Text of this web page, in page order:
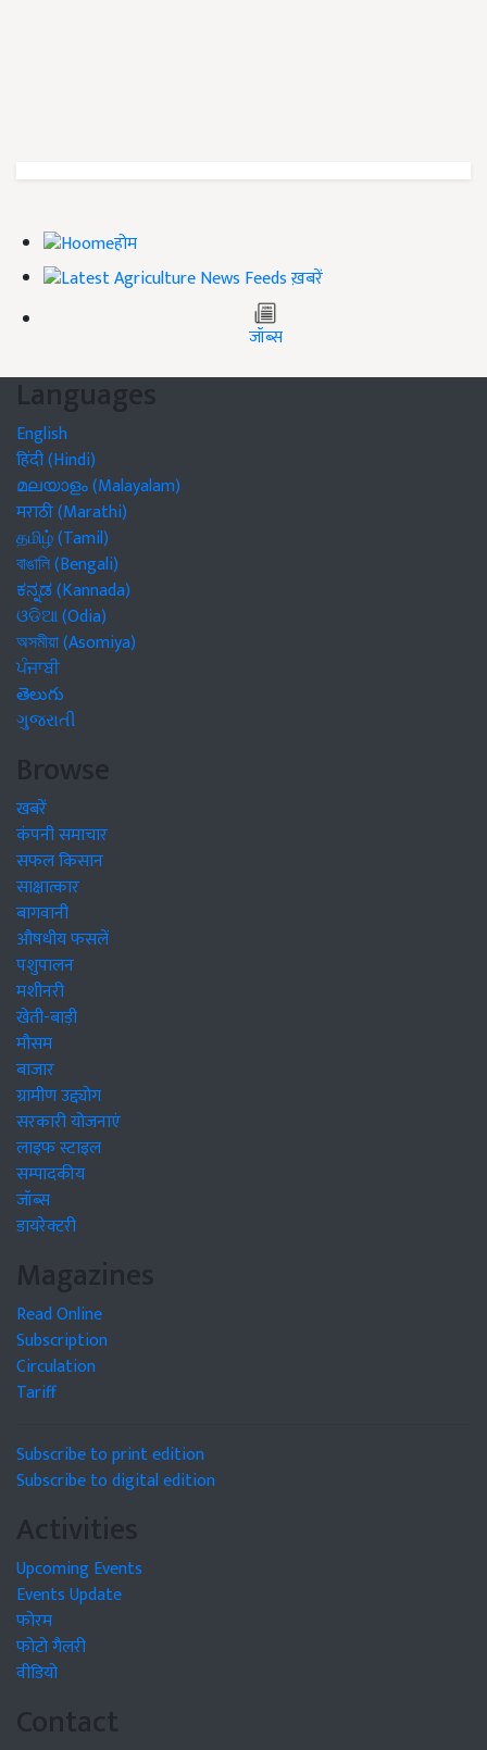
होम
ख़बरें
जॉब्स
Languages
English
हिंदी (Hindi)
മലയാളം (Malayalam)
मराठी (Marathi)
தமிழ் (Tamil)
বাঙালি (Bengali)
ಕನ್ನಡ (Kannada)
ଓଡିଆ (Odia)
অসমীয়া (Asomiya)
ਪੰਜਾਬੀ
తెలుగు
ગુજરાતી
Browse
खबरें
कंपनी समाचार
सफल किसान
साक्षात्कार
बागवानी
औषधीय फसलें
पशुपालन
मशीनरी
खेती-बाड़ी
मौसम
बाजार
ग्रामीण उद्द्योग
सरकारी योजनाएं
लाइफ स्टाइल
सम्पादकीय
जॉब्स
डायरेक्टरी
Magazines
Read Online
Subscription
Circulation
Tariff
Subscribe to print edition
Subscribe to digital edition
Activities
Upcoming Events
Events Update
फोरम
फोटो गैलरी
वीडियो
Contact